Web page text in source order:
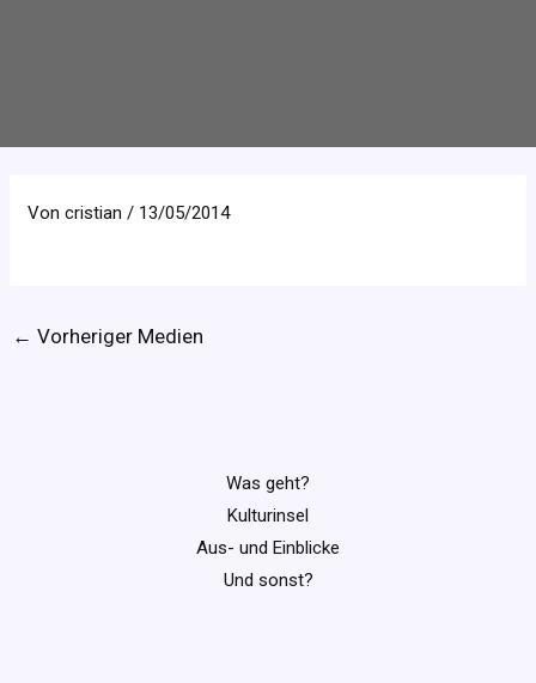
Voncristian/ 13/05/2014
← Vorheriger Medien
Was geht?
Kulturinsel
Aus- und Einblicke
Und sonst?